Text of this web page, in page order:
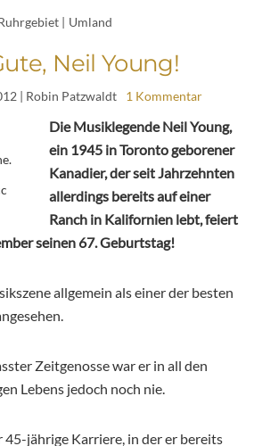
| Umland
Neil Young!
| Robin Patzwaldt 1 Kommentar
Die Musiklegende Neil Young,
ein 1945 in Toronto geborener
Kanadier, der seit Jahrzehnten
allerdings bereits auf einer
Ranch in Kalifornien lebt, feiert
seinen 67. Geburtstag!
allgemein als einer der besten
Zeitgenosse war er in all den
Lebens jedoch noch nie.
45-jährige Karriere, in der er bereits